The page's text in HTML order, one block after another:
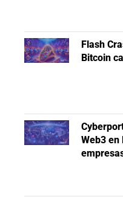
Flash
Bitcoin
Web3 en